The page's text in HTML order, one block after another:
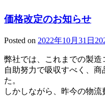
価格改定のお知らせ
Posted on 2022年10月31日
弊社では、これまでの製造
自助努力で吸収すべく、
た。
しかしながら、昨今の物